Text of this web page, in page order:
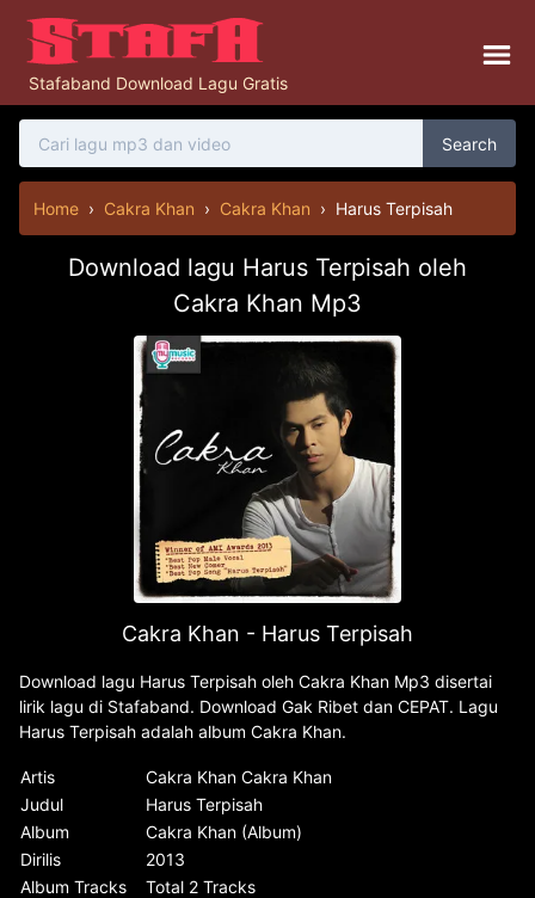
Stafaband Download Lagu Gratis
Search
Home › Cakra Khan › Cakra Khan › Harus Terpisah
Download lagu Harus Terpisah oleh
Cakra Khan Mp3
Cakra Khan - Harus Terpisah
Download lagu Harus Terpisah oleh Cakra Khan Mp3 disertai
lirik lagu di Stafaband. Download Gak Ribet dan CEPAT. Lagu
Harus Terpisah adalah album Cakra Khan.
Artis
Cakra Khan Cakra Khan
Judul
Harus Terpisah
Album
Cakra Khan (Album)
Dirilis
2013
Album Tracks
Total 2 Tracks